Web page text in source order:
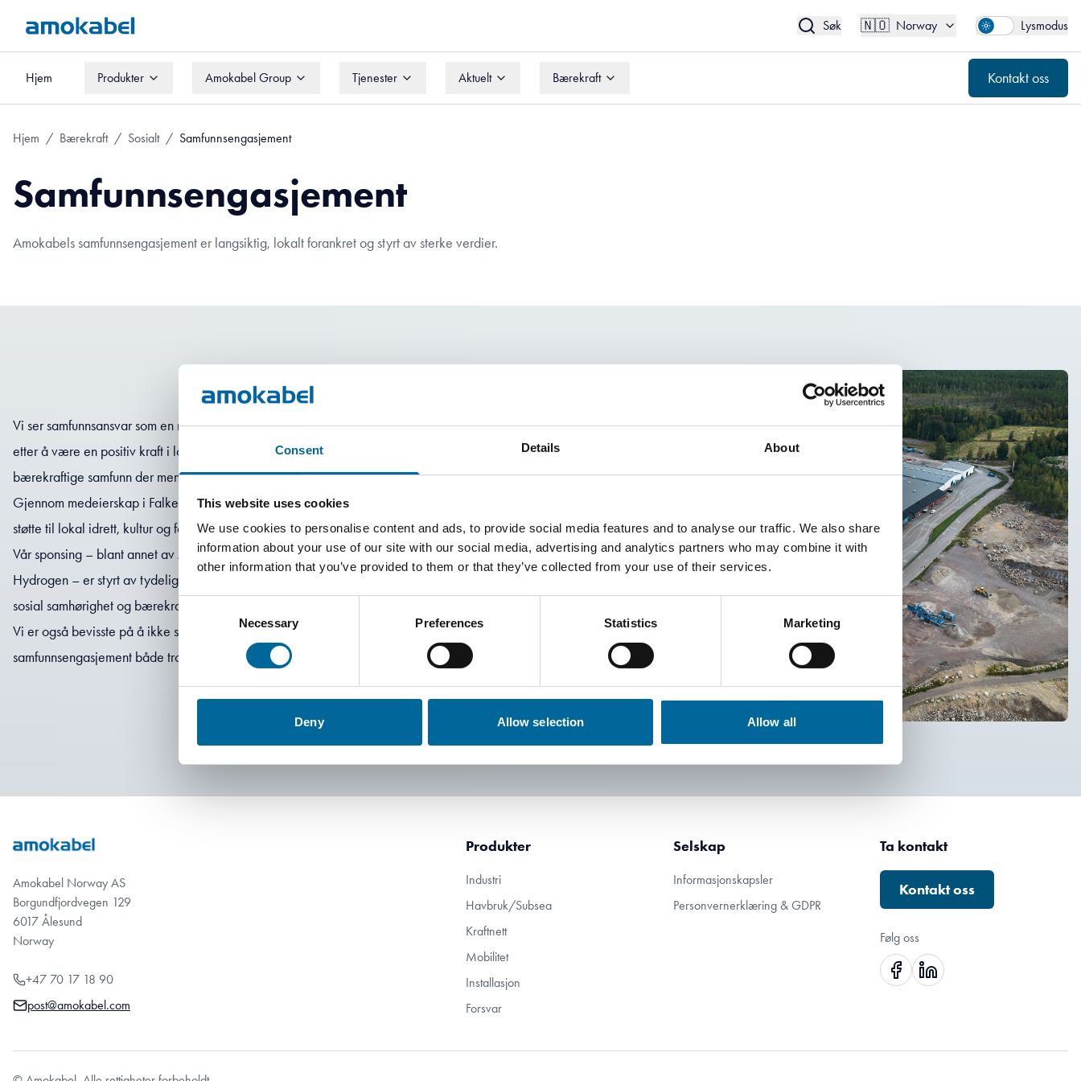
Consent Details About
This website uses cookies
We use cookies to personalise content and ads, to provide social media features and to analyse our traffic. We also share
information about your use of our site with our social media, advertising and analytics partners who may combine it with
other information that you’ve provided to them or that they’ve collected from your use of their services.
Consent
Necessary Preferences Statistics Marketing
Deny Allow selection Allow all
Søk 🇳🇴 Norway Lysmodus
Hjem Produkter Amokabel Group Tjenester Aktuelt Bærekraft Kontakt oss
Produkter
Norway Kontakt oss
Hjem / Bærekraft / Sosialt / Samfunnsengasjement
Samfunnsengasjement
Amokabels samfunnsengasjement er langsiktig, lokalt forankret og styrt av sterke verdier.
Vi ser samfunnsansvar som en naturlig og integrert del av vår forretningsmodell, og vi streber
etter å være en positiv kraft i lokalsamfunnene der vi opererer. Vårt mål er å bidra til levende og
bærekraftige samfunn der mennesker, virksomheter og ideer kan utvikle seg sammen.
Gjennom medeierskap i Falken helsesenter, investeringer i samfunnsnyttige eiendommer og
støtte til lokal idrett, kultur og foreninger, bidrar vi til å fremme fellesskap, fremtidstro og trivsel.
Vår sponsing – blant annet av Amo Handboll, AIK, Barnekreftforeningen og Uppvidinge
Hydrogen – er styrt av tydelige verdier. Vi prioriterer tiltak som fremmer helse, inkludering,
sosial samhørighet og bærekraftig utvikling.
Vi er også bevisste på å ikke støtte aktiviteter som strider mot våre prinsipper. Dette gjør vårt
samfunnsengasjement både troverdig og bærekraftig – for i dag og for kommende generasjoner.
Amokabel Norway AS
Borgundfjordvegen 129
6017 Ålesund
Norway
+47 70 17 18 90
post@amokabel.com
Produkter
Industri
Havbruk/Subsea
Kraftnett
Mobilitet
Installasjon
Forsvar
Selskap
Informasjonskapsler
Personvernerklæring & GDPR
Ta kontakt
Kontakt oss
Følg oss